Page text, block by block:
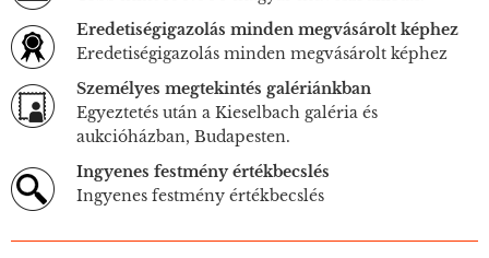
Eredetiségigazolás minden megvásárolt képhez
Eredetiségigazolás minden megvásárolt képhez
Személyes megtekintés galériánkban
Egyeztetés után a Kieselbach galéria és
aukcióházban, Budapesten.
Ingyenes festmény értékbecslés
Ingyenes festmény értékbecslés